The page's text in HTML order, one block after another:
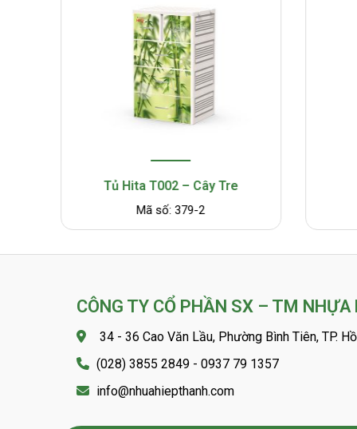
Tủ Hita T002 – Cây Tre
Mã số: 379-2
CÔNG TY CỔ PHẦN SX – TM NHỰA
34 - 36 Cao Văn Lầu, Phường Bình Tiên, TP.
(028) 3855 2849 - 0937 79 1357
info@nhuahiepthanh.com